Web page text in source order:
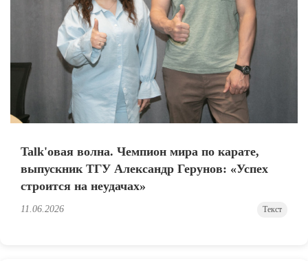
Talk'овая волна. Чемпион мира по карате,
выпускник ТГУ Александр Герунов: «Успех
строится на неудачах»
11.06.2026 Текст